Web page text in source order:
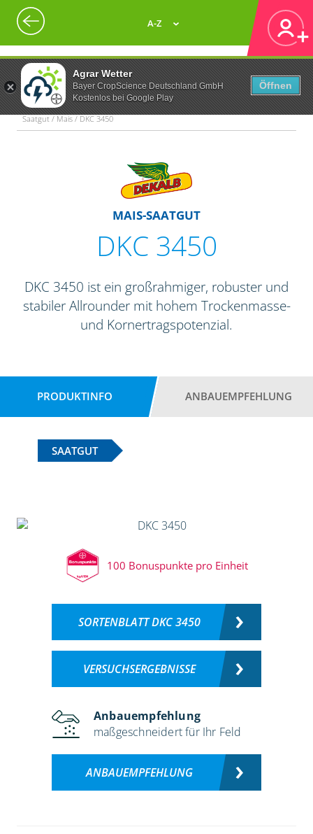
Agrar Wetter
Bayer CropScience Deutschland GmbH
Kostenlos bei Google Play
Öffnen
A-Z
Saatgut / Mais / DKC 3450
MAIS-SAATGUT
DKC 3450
DKC 3450 ist ein großrahmiger, robuster und
stabiler Allrounder mit hohem Trockenmasse-
und Kornertragspotenzial.
PRODUKTINFO ANBAUEMPFEHLUNG
SAATGUT
100 Bonuspunkte pro Einheit
SORTENBLATT DKC 3450
VERSUCHSERGEBNISSE
Anbauempfehlung
maßgeschneidert für Ihr Feld
ANBAUEMPFEHLUNG